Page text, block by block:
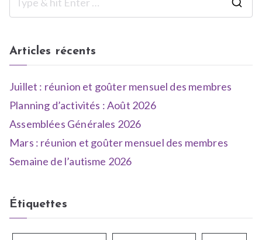
Articles récents
Juillet : réunion et goûter mensuel des membres
Planning d’activités : Août 2026
Assemblées Générales 2026
Mars : réunion et goûter mensuel des membres
Semaine de l’autisme 2026
Étiquettes